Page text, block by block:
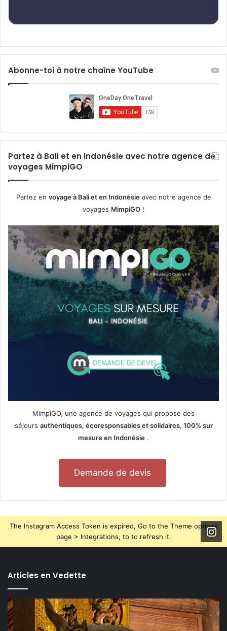
Abonne-toi à notre chaîne YouTube
Partez à Bali et en Indonésie avec notre agence de
voyages MimpiGO
Partez en voyage à Bali et en Indonésieavec notre agence de
voyages MimpiGO !
MimpiGO, une agence de voyages qui propose des
séjours authentiques, écoresponsables et solidaires, 100% sur
mesure en Indonésie .
Demande de devis
The Instagram Access Token is expired, Go to the Theme options
page > Integrations, to to refresh it.
Articles en Vedette
TOP
5
des